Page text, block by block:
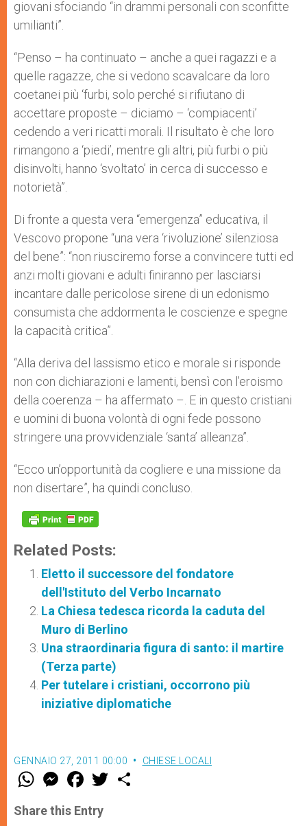
giovani sfociando “in drammi personali con sconfitte
umilianti”.
“Penso – ha continuato – anche a quei ragazzi e a
quelle ragazze, che si vedono scavalcare da loro
coetanei più ‘furbi, solo perché si rifiutano di
accettare proposte – diciamo – ‘compiacenti’
cedendo a veri ricatti morali. Il risultato è che loro
rimangono a ‘piedi’, mentre gli altri, più furbi o più
disinvolti, hanno ‘svoltato’ in cerca di successo e
notorietà”.
Di fronte a questa vera “emergenza” educativa, il
Vescovo propone “una vera ‘rivoluzione’ silenziosa
del bene”: “non riusciremo forse a convincere tutti ed
anzi molti giovani e adulti finiranno per lasciarsi
incantare dalle pericolose sirene di un edonismo
consumista che addormenta le coscienze e spegne
la capacità critica”.
“Alla deriva del lassismo etico e morale si risponde
non con dichiarazioni e lamenti, bensì con l’eroismo
della coerenza – ha affermato –. E in questo cristiani
e uomini di buona volontà di ogni fede possono
stringere una provvidenziale ‘santa’ alleanza”.
“Ecco un’opportunità da cogliere e una missione da
non disertare”, ha quindi concluso.
Related Posts:
Eletto il successore del fondatore
dell'Istituto del Verbo Incarnato
La Chiesa tedesca ricorda la caduta del
Muro di Berlino
Una straordinaria figura di santo: il martire
(Terza parte)
Per tutelare i cristiani, occorrono più
iniziative diplomatiche
GENNAIO 27, 2011 00:00 CHIESE LOCALI
W
t
s
M
e
s
e
F
a
e
b
w
Share this Entry